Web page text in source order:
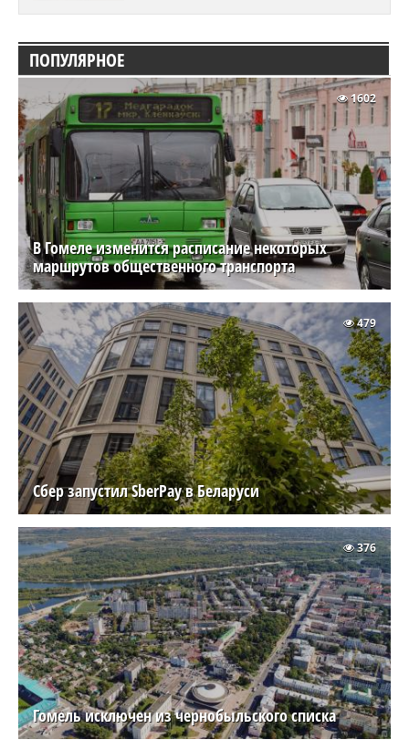
ПОПУЛЯРНОЕ
В Гомеле изменится расписание некоторых
маршрутов общественного транспорта
1602
Сбер запустил SberPay в Беларуси
479
Гомель исключен из чернобыльского списка
376